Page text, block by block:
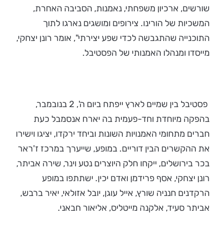
שורשים, ארכיון משפחתי, נאמנות, הסביבה האחרת,
המשכיות של הורינו. צירופים ומושגים נארגו לתוך
התוכנייה שהתגבשה לכדי שפע יצירתי", אומר רונן יצחקי,
מייסדו ומנהלו האמנותי של הפסטיבל.
פסטיבל בין שמיים לארץ ייפתח ביום ה', 2 בנובמבר,
בהפקה מיוחדת וחד-פעמית בה יארח אנסמבל כעת
חברים מתחומי האמנויות השונות וביחד ירקדו, יציגו וישירו
את ההקשרים הבין דוריים. במופע, שייערך במרכז ז'ראר
בכר בירושלים, ייקחו חלק היוצרים נטע וינר, שירה אביתר,
רונן יצחקי, אסף פרידמן ואדם יכין. ישתתפו במופע
הרקדנים חנניה שורץ, אייל עוגן, יובל אזולאי, יאיר ברבש,
אביתר סעיד, אלקנה מייטליס, אליאור חבאני.